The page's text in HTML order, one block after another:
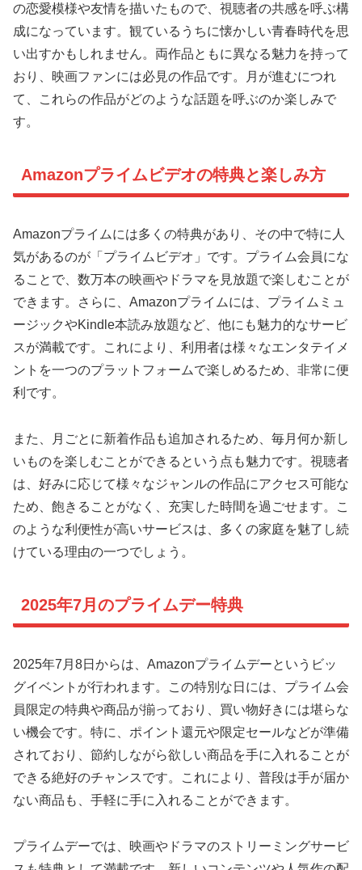
の恋愛模様や友情を描いたもので、視聴者の共感を呼ぶ構
成になっています。観ているうちに懐かしい青春時代を思
い出すかもしれません。両作品ともに異なる魅力を持って
おり、映画ファンには必見の作品です。月が進むにつれ
て、これらの作品がどのような話題を呼ぶのか楽しみで
す。
Amazonプライムビデオの特典と楽しみ方
Amazonプライムには多くの特典があり、その中で特に人
気があるのが「プライムビデオ」です。プライム会員にな
ることで、数万本の映画やドラマを見放題で楽しむことが
できます。さらに、Amazonプライムには、プライムミュ
ージックやKindle本読み放題など、他にも魅力的なサービ
スが満載です。これにより、利用者は様々なエンタテイメ
ントを一つのプラットフォームで楽しめるため、非常に便
利です。
また、月ごとに新着作品も追加されるため、毎月何か新し
いものを楽しむことができるという点も魅力です。視聴者
は、好みに応じて様々なジャンルの作品にアクセス可能な
ため、飽きることがなく、充実した時間を過ごせます。こ
のような利便性が高いサービスは、多くの家庭を魅了し続
けている理由の一つでしょう。
2025年7月のプライムデー特典
2025年7月8日からは、Amazonプライムデーというビッ
グイベントが行われます。この特別な日には、プライム会
員限定の特典や商品が揃っており、買い物好きには堪らな
い機会です。特に、ポイント還元や限定セールなどが準備
されており、節約しながら欲しい商品を手に入れることが
できる絶好のチャンスです。これにより、普段は手が届か
ない商品も、手軽に手に入れることができます。
プライムデーでは、映画やドラマのストリーミングサービ